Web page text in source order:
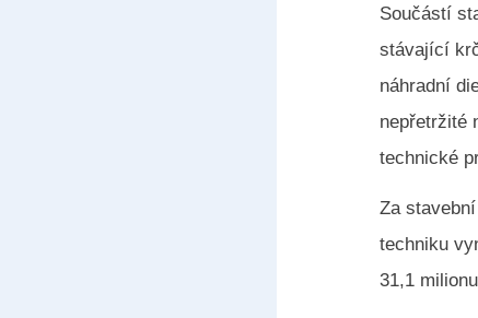
Součástí
stávající
náhradní
nepřetržité
technické
Za
techniku
31,1